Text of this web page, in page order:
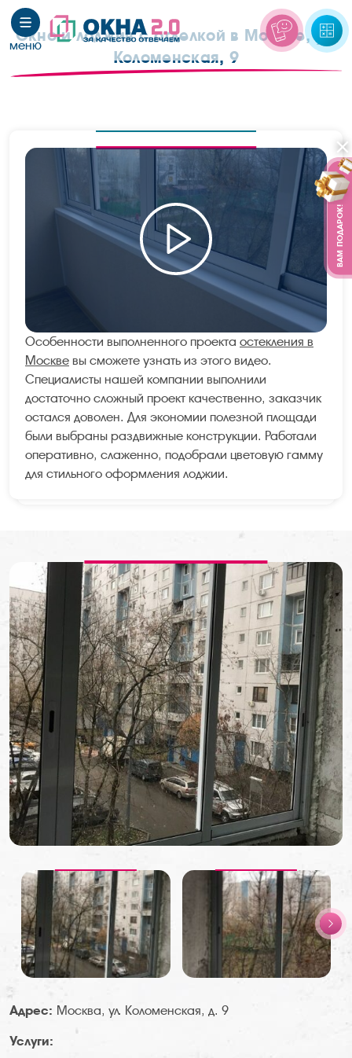
Окно и лоджия с отделкой в Москве, ул.
Коломенская, 9
Особенности выполненного проекта остекления в
Москве вы сможете узнать из этого видео.
Специалисты нашей компании выполнили
достаточно сложный проект качественно, заказчик
остался доволен. Для экономии полезной площади
были выбраны раздвижные конструкции. Работали
оперативно, слаженно, подобрали цветовую гамму
для стильного оформления лоджии.
Адрес: Москва, ул. Коломенская, д. 9
Услуги:
ВАМ ПОДАРОК!